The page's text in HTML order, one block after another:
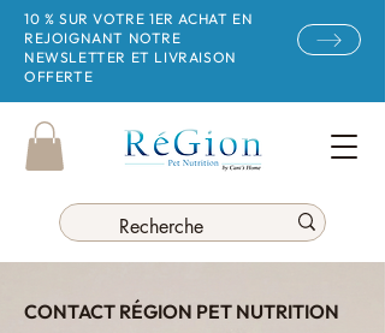
10 % SUR VOTRE 1ER ACHAT EN
REJOIGNANT NOTRE
NEWSLETTER ET LIVRAISON
OFFERTE
CONTACT RÉGION PET NUTRITION